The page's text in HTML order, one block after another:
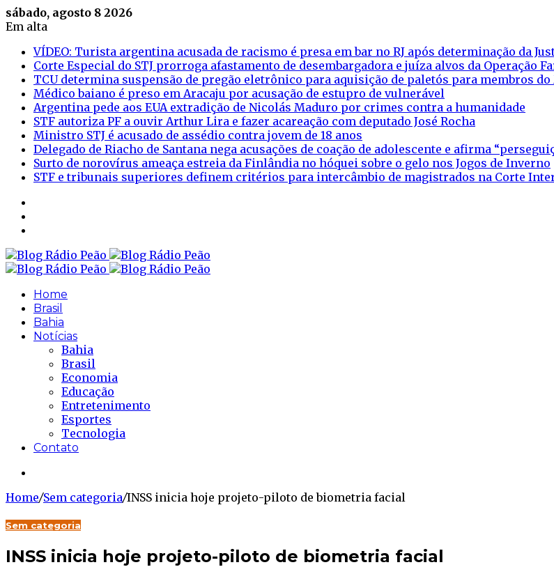
sábado, agosto 8 2026
Em alta
VÍDEO: Turista argentina acusada de racismo é presa em bar no RJ após determinação da
Corte Especial do STJ prorroga afastamento de desembargadora e juíza alvos da Operação
TCU determina suspensão de pregão eletrônico para aquisição de paletós para membros do
Médico baiano é preso em Aracaju por acusação de estupro de vulnerável
Argentina pede aos EUA extradição de Nicolás Maduro por crimes contra a humanidade
STF autoriza PF a ouvir Arthur Lira e fazer acareação com deputado José Rocha
Ministro STJ é acusado de assédio contra jovem de 18 anos
Delegado de Riacho de Santana nega acusações de coação de adolescente e afirma
Surto de norovírus ameaça estreia da Finlândia no hóquei sobre o gelo nos Jogos de Inverno
STF e tribunais superiores definem critérios para intercâmbio de magistrados na Corte
Home
Brasil
Bahia
Notícias
Bahia
Brasil
Economia
Educação
Entretenimento
Esportes
Tecnologia
Contato
Home/Sem categoria/INSS inicia hoje projeto-piloto de biometria facial
Sem categoria
INSS inicia hoje projeto-piloto de biometria facial